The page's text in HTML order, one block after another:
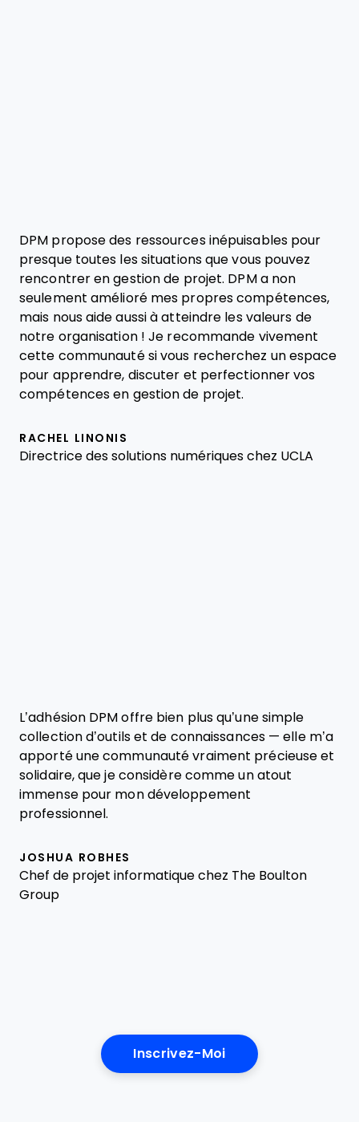
DPM propose des ressources inépuisables pour
presque toutes les situations que vous pouvez
rencontrer en gestion de projet. DPM a non
seulement amélioré mes propres compétences,
mais nous aide aussi à atteindre les valeurs de
notre organisation ! Je recommande vivement
cette communauté si vous recherchez un espace
pour apprendre, discuter et perfectionner vos
compétences en gestion de projet.
RACHEL LINONIS
Directrice des solutions numériques chez UCLA
L’adhésion DPM offre bien plus qu’une simple
collection d’outils et de connaissances — elle m’a
apporté une communauté vraiment précieuse et
solidaire, que je considère comme un atout
immense pour mon développement
professionnel.
JOSHUA ROBHES
Chef de projet informatique chez The Boulton
Group
Inscrivez-Moi